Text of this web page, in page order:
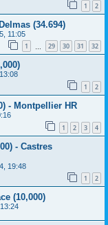
1 2
(34.694)
11:05
1 29 30 31 32
1 2
- Montpellier HR
1 2 3 4
- Castres
19:48
1 2
(10,000)